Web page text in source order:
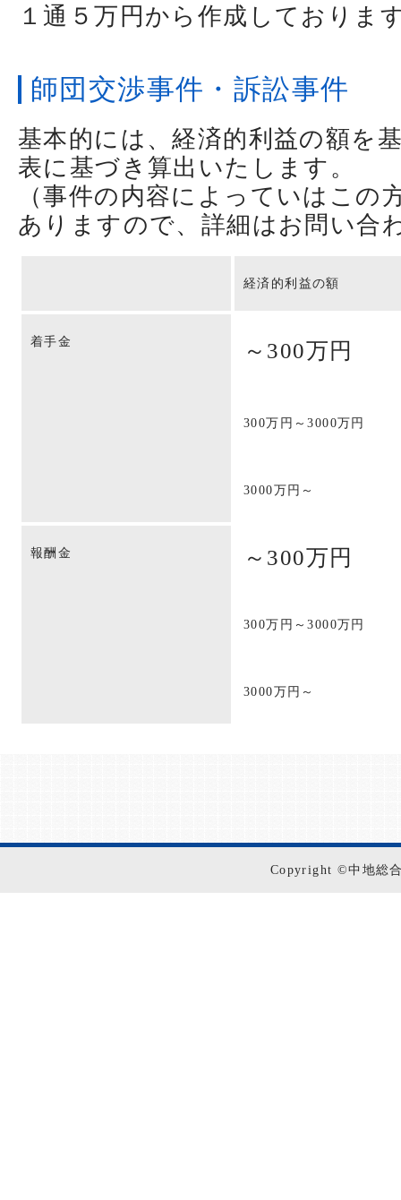
１通５万円から作成しておりま
師団交渉事件・訴訟事件
基本的には、経済的利益の額を
表に基づき算出いたします。
（事件の内容によっていはこの
ありますので、詳細はお問い合
経済的利益の額
着手金 ～300万円
300万円～3000万円
3000万円～
報酬金 ～300万円
300万円～3000万円
3000万円～
Copyright ©中地総